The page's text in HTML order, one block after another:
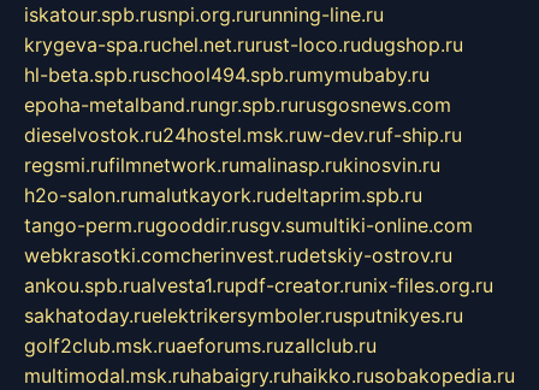
iskatour.spb.rusnpi.org.rurunning-line.ru
krygeva-spa.ruchel.net.rurust-loco.rudugshop.ru
hl-beta.spb.ruschool494.spb.rumymubaby.ru
epoha-metalband.rungr.spb.rurusgosnews.com
dieselvostok.ru24hostel.msk.ruw-dev.ruf-ship.ru
regsmi.rufilmnetwork.rumalinasp.rukinosvin.ru
h2o-salon.rumalutkayork.rudeltaprim.spb.ru
tango-perm.rugooddir.rusgv.sumultiki-online.com
webkrasotki.comcherinvest.rudetskiy-ostrov.ru
ankou.spb.rualvesta1.rupdf-creator.runix-files.org.ru
sakhatoday.ruelektrikersymboler.rusputnikyes.ru
golf2club.msk.ruaeforums.ruzallclub.ru
multimodal.msk.ruhabaigry.ruhaikko.rusobakopedia.ru